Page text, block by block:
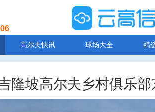
高尔夫快讯 球场大全 精
隆坡高尔夫乡村俱乐